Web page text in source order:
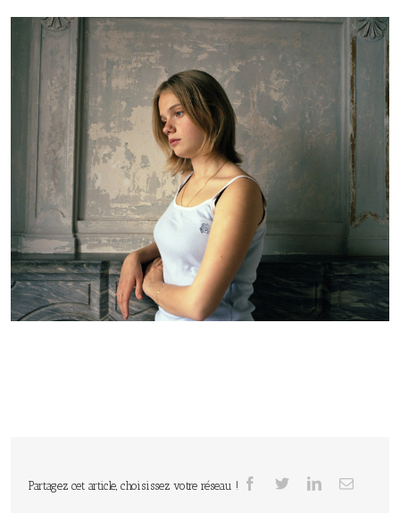
Partagez cet article, choisissez votre réseau !